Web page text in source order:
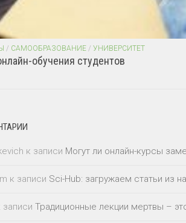
/ САМООБРАЗОВАНИЕ / УНИВЕРСИТЕТ
обучения студентов
к записи Могут ли онлайн-курсы
к записи Sci-Hub: загружаем статьи из
записи Традиционные лекции мертвы –